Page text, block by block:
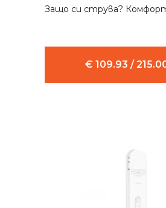
Защо си струва? Комфорт
€ 109.93 /